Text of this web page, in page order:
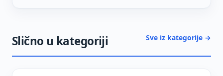
Slično u kategoriji Sve iz kategorije →